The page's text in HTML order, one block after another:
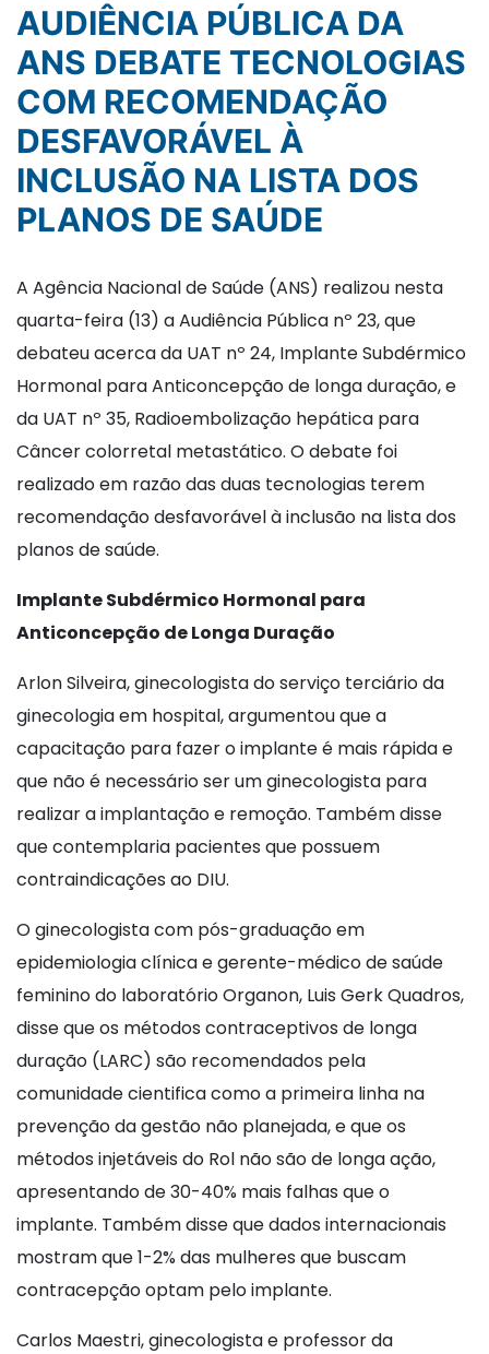
AUDIÊNCIA PÚBLICA DA
ANS DEBATE TECNOLOGIAS
COM RECOMENDAÇÃO
DESFAVORÁVEL À
INCLUSÃO NA LISTA DOS
PLANOS DE SAÚDE
A Agência Nacional de Saúde (ANS) realizou nesta
quarta-feira (13) a Audiência Pública nº 23, que
debateu acerca da UAT nº 24, Implante Subdérmico
Hormonal para Anticoncepção de longa duração, e
da UAT nº 35, Radioembolização hepática para
Câncer colorretal metastático. O debate foi
realizado em razão das duas tecnologias terem
recomendação desfavorável à inclusão na lista dos
planos de saúde.
Implante Subdérmico Hormonal para
Anticoncepção de Longa Duração
Arlon Silveira, ginecologista do serviço terciário da
ginecologia em hospital, argumentou que a
capacitação para fazer o implante é mais rápida e
que não é necessário ser um ginecologista para
realizar a implantação e remoção. Também disse
que contemplaria pacientes que possuem
contraindicações ao DIU.
O ginecologista com pós-graduação em
epidemiologia clínica e gerente-médico de saúde
feminino do laboratório Organon, Luis Gerk Quadros,
disse que os métodos contraceptivos de longa
duração (LARC) são recomendados pela
comunidade cientifica como a primeira linha na
prevenção da gestão não planejada, e que os
métodos injetáveis do Rol não são de longa ação,
apresentando de 30-40% mais falhas que o
implante. Também disse que dados internacionais
mostram que 1-2% das mulheres que buscam
contracepção optam pelo implante.
Carlos Maestri, ginecologista e professor da